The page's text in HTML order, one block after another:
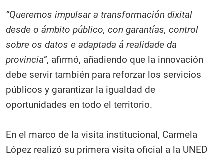
“Queremos impulsar a transformación dixital
desde o ámbito público, con garantías, control
sobre os datos e adaptada á realidade da
provincia”, afirmó, añadiendo que la innovación
debe servir también para reforzar los servicios
públicos y garantizar la igualdad de
oportunidades en todo el territorio.
En el marco de la visita institucional, Carmela
López realizó su primera visita oficial a la UNED